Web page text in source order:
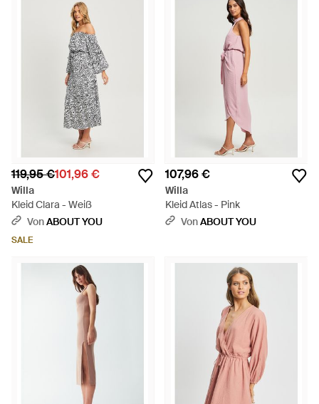
119,95 €101,96 €
Willa
Kleid Clara - Weiß
VonABOUT YOU
SALE
107,96 €
Willa
Kleid Atlas - Pink
VonABOUT YOU